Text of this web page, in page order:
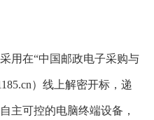
用在“中国邮政电子采购与
）线上解密开标，递
主可控的电脑终端设备，